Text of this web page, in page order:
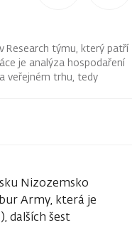
Research týmu, který patří
je analýza hospodaření
veřejném trhu, tedy
Nizozemsko
Army, která je
dalších šest